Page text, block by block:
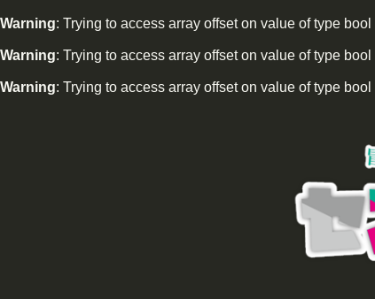
Warning: Trying to access array offset on value of type bool
Warning: Trying to access array offset on value of type bool
Warning: Trying to access array offset on value of type bool